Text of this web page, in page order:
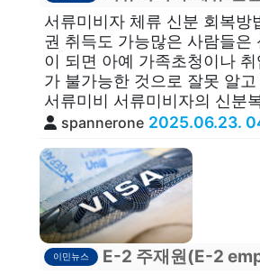
서류미비자 체류 신분 회복방
권 취득도 가능많은 사람들은
이 되면 아예 가족초청이나
가 불가능한 것으로 잘못 알
서류미비 서류미비자의 신분
spannerone 2025.06.23.
이민뉴스 E-2 주재원(E-2